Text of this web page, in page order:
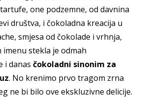
one podzemne, od davnina
društva, i čokoladna kreacija u
smjesa od čokolade i vrhnja,
stekla je odmah
i danas čokoladni sinonim za
. No krenimo prvo tragom zrna
ne bi bilo ove ekskluzivne delicije.